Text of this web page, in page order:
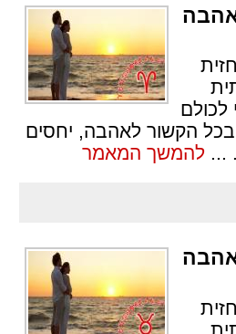
לכולם
בכל הקשור לאהבה, יחסים
... להמשך המאמר